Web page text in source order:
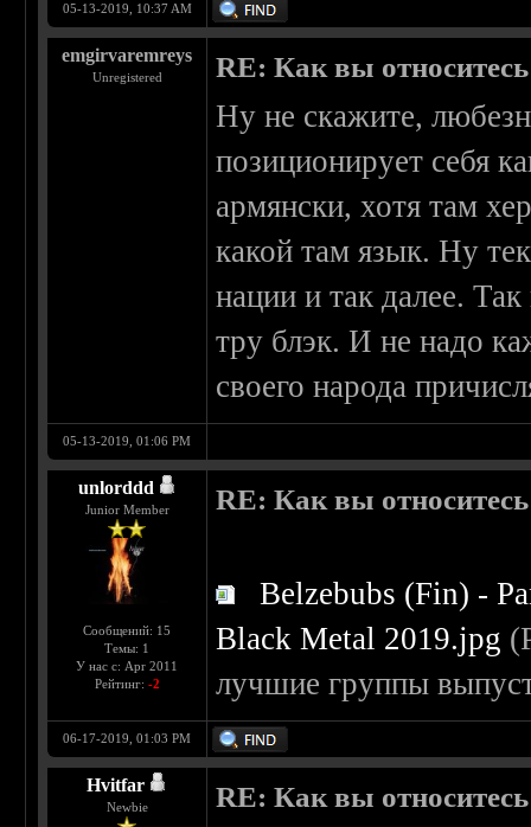
05-13-2019, 10:37 AM
emgirvaremreys
Unregistered RE: Как вы
Ну не скажите,
позиционирует себя
армянски, хотя там
какой там язык. Ну
нации и так далее.
тру блэк. И не надо
своего народа
05-13-2019, 01:06 PM
unlorddd
Junior Member
Сообщений: 15
Темы: 1
У нас с: Apr 2011
Рейтинг: -2
RE: Как вы
Belzebubs (Fin) -
Black Metal 2019.jpg
лучшие группы
06-17-2019, 01:03 PM
Hvitfar
Newbie RE: Как вы